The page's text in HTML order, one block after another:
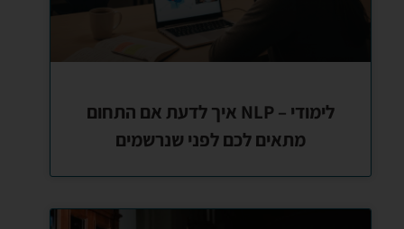
לימודי – NLP איך לדעת אם התחום
מתאים לכם לפני שנרשמים